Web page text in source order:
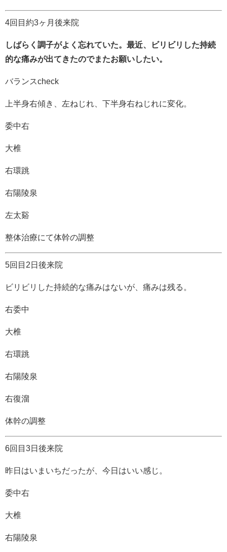
4回目約3ヶ月後来院
しばらく調子がよく忘れていた。最近、ビリビリした持続
的な痛みが出てきたのでまたお願いしたい。
バランスcheck
上半身右傾き、左ねじれ、下半身右ねじれに変化。
委中右
大椎
右環跳
右陽陵泉
左太谿
整体治療にて体幹の調整
5回目2日後来院
ビリビリした持続的な痛みはないが、痛みは残る。
右委中
大椎
右環跳
右陽陵泉
右復溜
体幹の調整
6回目3日後来院
昨日はいまいちだったが、今日はいい感じ。
委中右
大椎
右陽陵泉